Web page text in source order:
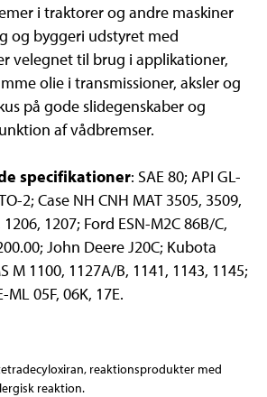
i traktorer og andre maskiner
og byggeri udstyret med
velegnet til brug i applikationer,
olie i transmissioner, aksler og
på gode slidegenskaber og
af vådbremser.
specifikationer: SAE 80; API GL-
2; Case NH CNH MAT 3505, 3509,
1206, 1207; Ford ESN-M2C 86B/C,
John Deere J20C; Kubota
M 1100, 1127A/B, 1141, 1143, 1145;
ML 05F, 06K, 17E.
reaktionsprodukter med
reaktion.